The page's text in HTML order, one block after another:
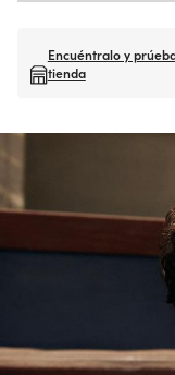
Encuéntralo y
tienda